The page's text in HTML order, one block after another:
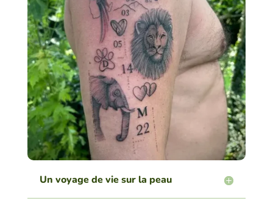
Un voyage de vie sur la peau